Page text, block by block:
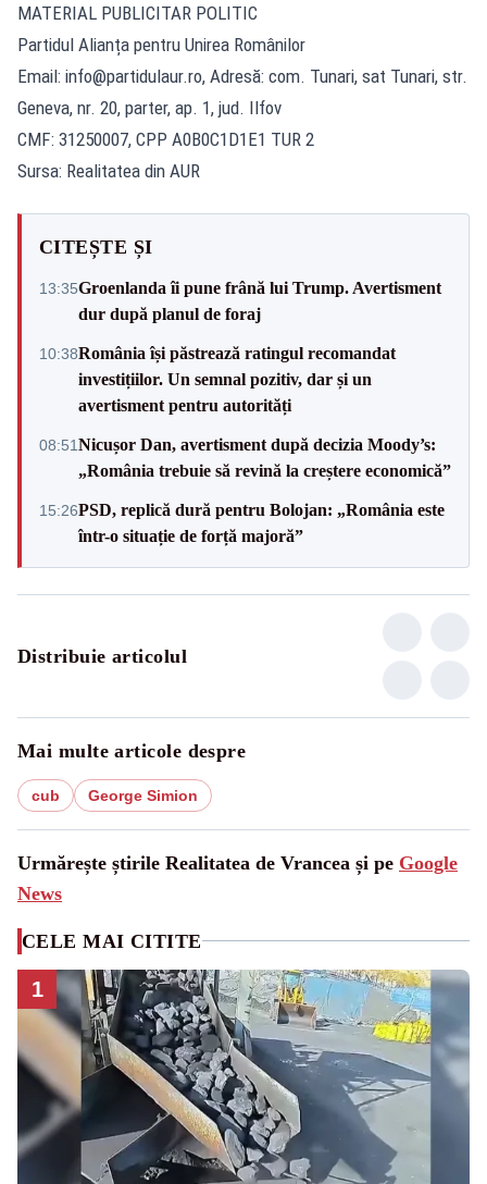
MATERIAL PUBLICITAR POLITIC
Partidul Alianța pentru Unirea Românilor
Email: info@partidulaur.ro, Adresă: com. Tunari, sat Tunari, str.
Geneva, nr. 20, parter, ap. 1, jud. Ilfov
CMF: 31250007, CPP A0B0C1D1E1 TUR 2
Sursa: Realitatea din AUR
CITEȘTE ȘI
13:35Groenlanda îi pune frână lui Trump. Avertisment
dur după planul de foraj
10:38România își păstrează ratingul recomandat
investițiilor. Un semnal pozitiv, dar și un
avertisment pentru autorități
08:51Nicușor Dan, avertisment după decizia Moody’s:
„România trebuie să revină la creștere economică”
15:26PSD, replică dură pentru Bolojan: „România este
într-o situație de forță majoră”
Distribuie articolul
Mai multe articole despre
cub George Simion
Urmărește știrile Realitatea de Vrancea și pe Google
News
CELE MAI CITITE
1